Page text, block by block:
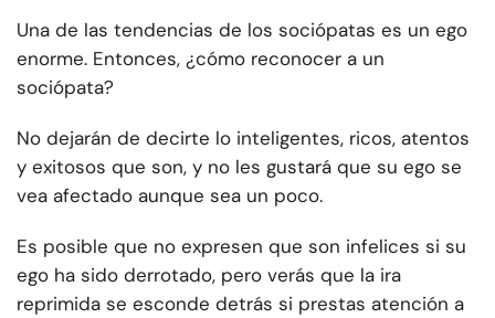
Una de las tendencias de los sociópatas es un ego
enorme. Entonces, ¿cómo reconocer a un
sociópata?
No dejarán de decirte lo inteligentes, ricos, atentos
y exitosos que son, y no les gustará que su ego se
vea afectado aunque sea un poco.
Es posible que no expresen que son infelices si su
ego ha sido derrotado, pero verás que la ira
reprimida se esconde detrás si prestas atención a